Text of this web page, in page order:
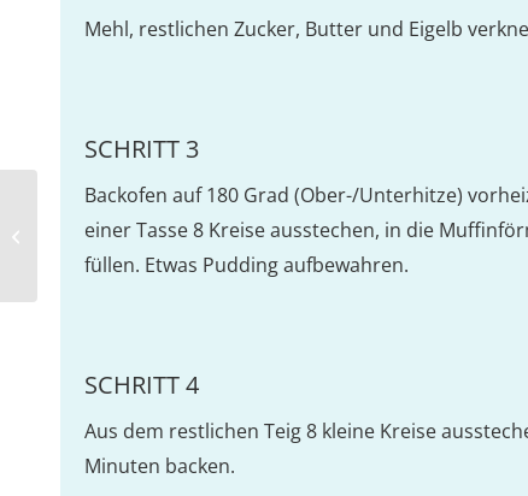
Mehl, restlichen Zucker, Butter und Eigelb
SCHRITT 3
Backofen auf 180 Grad (Ober-/Unterhitze)
einer Tasse 8 Kreise ausstechen, in die
füllen. Etwas Pudding aufbewahren.
SCHRITT 4
Aus dem restlichen Teig 8 kleine Kreise
Minuten backen.
Knusperhähnchen im Hotdog-